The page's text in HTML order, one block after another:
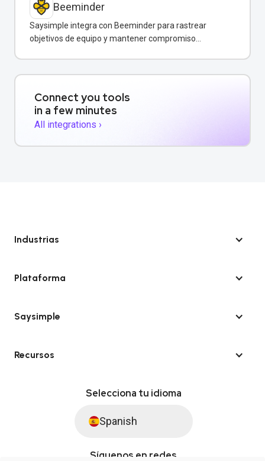
Beeminder
Saysimple integra con Beeminder para rastrear
objetivos de equipo y mantener compromiso
Connect you tools
in a few minutes
All integrations ›
Industrias
Plataforma
Saysimple
Recursos
Selecciona tu idioma
Spanish
Síguenos en redes